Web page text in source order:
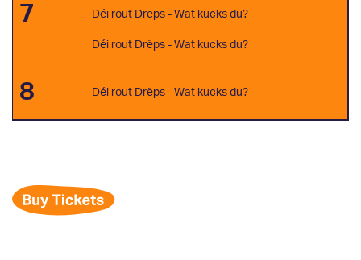
7 Déi rout Drëps - Wat kucks du?
Déi rout Drëps - Wat kucks du?
8 Déi rout Drëps - Wat kucks du?